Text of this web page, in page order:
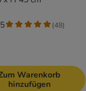
(48)
Warenkorb
hinzufügen